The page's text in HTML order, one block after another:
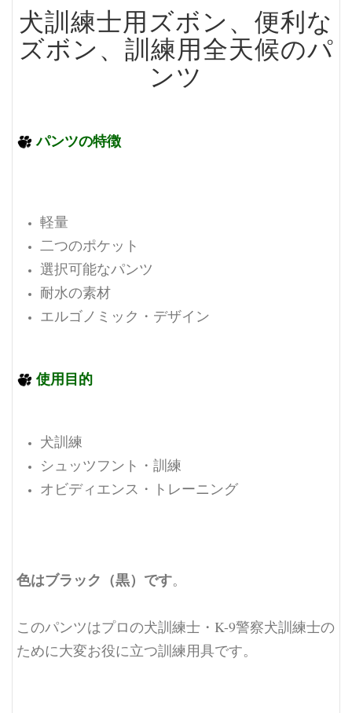
犬訓練士用ズボン、便利な
ズボン、訓練用全天候のパ
ンツ
パンツの特徴
軽量
二つのポケット
選択可能なパンツ
耐水の素材
エルゴノミック・デザイン
使用目的
犬訓練
シュッツフント・訓練
オビディエンス・トレーニング
色はブラック（黒）です。
このパンツはプロの犬訓練士・K-9警察犬訓練士の
ために大変お役に立つ訓練用具です。